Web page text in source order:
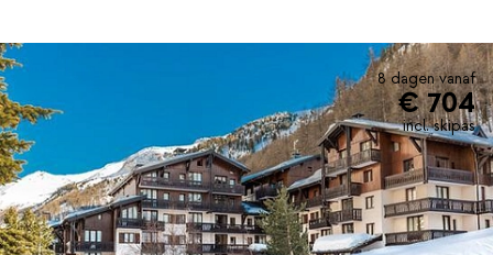
8 dagen vanaf
€ 704
incl. skipas